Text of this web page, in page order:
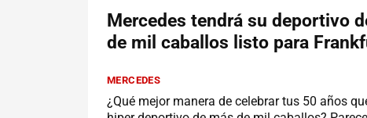
Mercedes tendrá su deportivo
de mil caballos listo para
MERCEDES
¿Qué mejor manera de celebrar tus 50 años